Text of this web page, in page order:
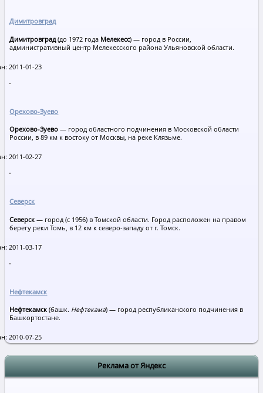
Димитровград
Димитровград(до 1972 года Мелекесс) — город в России,
административный центр Мелекесского района Ульяновской области.
2011-01-23
Орехово-Зуево
Орехово-Зуево — город областного подчинения в Московской области
России, в 89 км к востоку от Москвы, на реке Клязьме.
2011-02-27
Северск
Северск — город (c 1956) в Томской области. Город расположен на правом
берегу реки Томь, в 12 км к северо-западу от г. Томск.
2011-03-17
Нефтекамск
Нефтекамск (башк. Нефтекама) — город республиканского подчинения в
Башкортостане.
2010-07-25
Реклама от Яндекс